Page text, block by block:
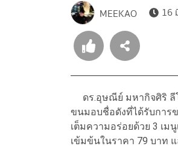
MEEKAO 16
ดร.อุษณีย์ มหากิจศิริ ลีโ
ขนมอบชื่อดังที่ได้รับการ
เต็มความอร่อยด้วย 3 เม
เข้มข้นในราคา 79 บาท